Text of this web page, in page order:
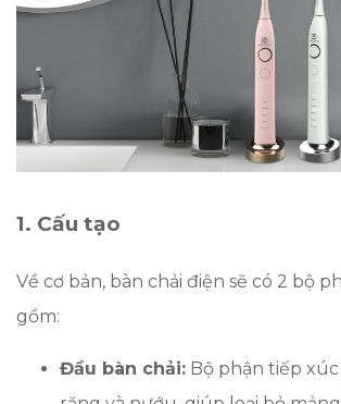
1. Cấu tạo
Về cơ bản, bàn chải điện sẽ có 2 bộ
gồm:
Đầu bàn chải: Bộ phận tiếp